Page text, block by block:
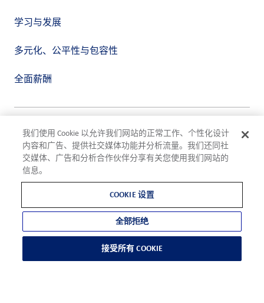
学习与发展
多元化、公平性与包容性
全面薪酬
隐私政策
使用条款
合规
Cookie 设置
我们使用 Cookie 以允许我们网站的正常工作、个性化设计
内容和广告、提供社交媒体功能并分析流量。我们还同社
交媒体、广告和分析合作伙伴分享有关您使用我们网站的
信息。
COOKIE 设置
全部拒绝
接受所有 COOKIE